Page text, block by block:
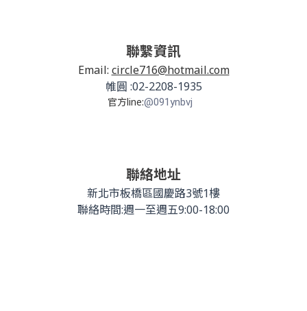
聯繫資訊
Email: circle716@hotmail.com
帷圓 :02-2208-1935
官方line:@091ynbvj
聯絡地址
新北市板橋區國慶路3號1樓
聯絡時間:週一至週五9:00-18:00